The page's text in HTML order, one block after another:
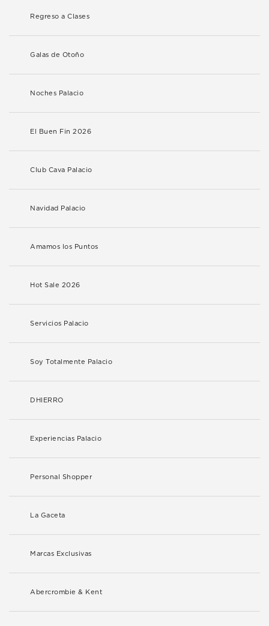
Regreso a Clases
Galas de Otoño
Noches Palacio
El Buen Fin 2026
Club Cava Palacio
Navidad Palacio
Amamos los Puntos
Hot Sale 2026
Servicios Palacio
Soy Totalmente Palacio
DHIERRO
Experiencias Palacio
Personal Shopper
La Gaceta
Marcas Exclusivas
Abercrombie & Kent